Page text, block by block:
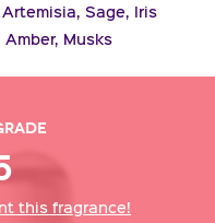
Artemisia, Sage, Iris
Amber, Musks
this fragrance!